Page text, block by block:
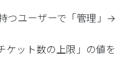
つユーザーで「管理
ケット数の上限」の値